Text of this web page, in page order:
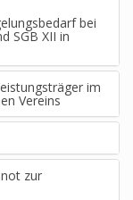
bei
SGB XII in
im
Vereins
zur